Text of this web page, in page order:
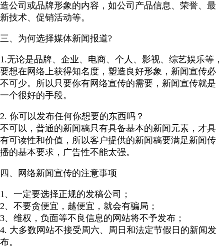
造公司或品牌形象的内容，如公司产品信息、荣誉、最
新技术、促销活动等。
三、为何选择媒体新闻报道?
1.无论是品牌、企业、电商、个人、影视、综艺娱乐等，
要想在网络上获得知名度，塑造良好形象，新闻宣传必
不可少。所以只要你有网络宣传的需要，新闻宣传就是
一个很好的手段。
2. 你可以发布任何你想要的东西吗？
不可以，普通的新闻稿只有具备基本的新闻元素，才具
有可读性和价值，所以客户提供的新闻稿要满足新闻传
播的基本要求，广告性不能太强。
四、网络新闻宣传的注意事项
1、一定要选择正规的发稿公司；
2、不要贪便宜，越便宜，就会有骗局；
3、维权，负面等不良信息的网站将不予发布；
4. 大多数网站不接受周六、周日和法定节假日的新闻发
布。